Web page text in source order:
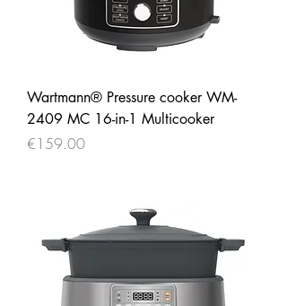
Wartmann® Pressure cooker WM-
2409 MC 16-in-1 Multicooker
Price
€159.00